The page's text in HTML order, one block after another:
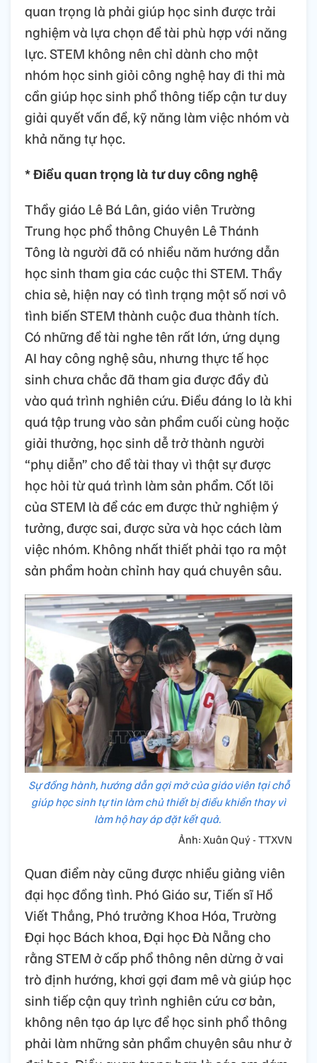
quan trọng là phải giúp học sinh được trải
nghiệm và lựa chọn đề tài phù hợp với năng
lực. STEM không nên chỉ dành cho một
nhóm học sinh giỏi công nghệ hay đi thi mà
cần giúp học sinh phổ thông tiếp cận tư duy
giải quyết vấn đề, kỹ năng làm việc nhóm và
khả năng tự học.
* Điều quan trọng là tư duy công nghệ
Thầy giáo Lê Bá Lân, giáo viên Trường
Trung học phổ thông Chuyên Lê Thánh
Tông là người đã có nhiều năm hướng dẫn
học sinh tham gia các cuộc thi STEM. Thầy
chia sẻ, hiện nay có tình trạng một số nơi vô
tình biến STEM thành cuộc đua thành tích.
Có những đề tài nghe tên rất lớn, ứng dụng
AI hay công nghệ sâu, nhưng thực tế học
sinh chưa chắc đã tham gia được đầy đủ
vào quá trình nghiên cứu. Điều đáng lo là khi
quá tập trung vào sản phẩm cuối cùng hoặc
giải thưởng, học sinh dễ trở thành người
“phụ diễn” cho đề tài thay vì thật sự được
học hỏi từ quá trình làm sản phẩm. Cốt lõi
của STEM là để các em được thử nghiệm ý
tưởng, được sai, được sửa và học cách làm
việc nhóm. Không nhất thiết phải tạo ra một
sản phẩm hoàn chỉnh hay quá chuyên sâu.
Sự đồng hành, hướng dẫn gợi mở của giáo viên tại chỗ
giúp học sinh tự tin làm chủ thiết bị điều khiển thay vì
làm hộ hay áp đặt kết quả.
Ảnh: Xuân Quý - TTXVN
Quan điểm này cũng được nhiều giảng viên
đại học đồng tình. Phó Giáo sư, Tiến sĩ Hồ
Viết Thắng, Phó trưởng Khoa Hóa, Trường
Đại học Bách khoa, Đại học Đà Nẵng cho
rằng STEM ở cấp phổ thông nên dừng ở vai
trò định hướng, khơi gợi đam mê và giúp học
sinh tiếp cận quy trình nghiên cứu cơ bản,
không nên tạo áp lực để học sinh phổ thông
phải làm những sản phẩm chuyên sâu như ở